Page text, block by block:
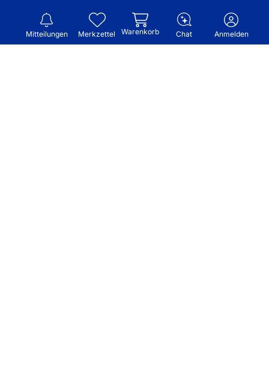
Mitteilungen Merkzettel Warenkorb Chat Anmelden